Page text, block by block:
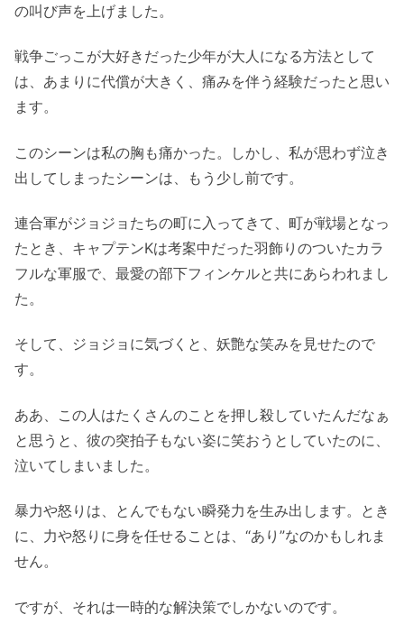
の叫び声を上げました。
戦争ごっこが大好きだった少年が大人になる方法として
は、あまりに代償が大きく、痛みを伴う経験だったと思い
ます。
このシーンは私の胸も痛かった。しかし、私が思わず泣き
出してしまったシーンは、もう少し前です。
連合軍がジョジョたちの町に入ってきて、町が戦場となっ
たとき、キャプテンKは考案中だった羽飾りのついたカラ
フルな軍服で、最愛の部下フィンケルと共にあらわれまし
た。
そして、ジョジョに気づくと、妖艶な笑みを見せたので
す。
ああ、この人はたくさんのことを押し殺していたんだなぁ
と思うと、彼の突拍子もない姿に笑おうとしていたのに、
泣いてしまいました。
暴力や怒りは、とんでもない瞬発力を生み出します。とき
に、力や怒りに身を任せることは、“あり”なのかもしれま
せん。
ですが、それは一時的な解決策でしかないのです。